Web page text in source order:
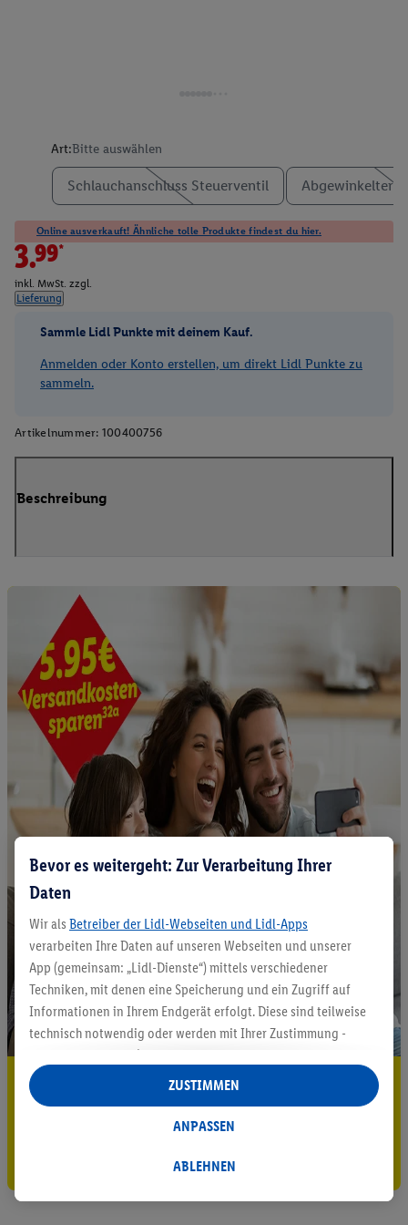
Art:Bitte auswählen
Schlauchanschluss Steuerventil Abgewinkelter
Online ausverkauft! Ähnliche tolle Produkte findest du hier.
3.99*
inkl. MwSt. zzgl.
Lieferung
Sammle Lidl Punkte mit deinem Kauf.
Anmelden oder Konto erstellen, um direkt Lidl Punkte zu
sammeln.
Artikelnummer: 100400756
Beschreibung
5.95 € Versand sparen³²ᵃ
Gutschein sichern!
Bevor es weitergeht: Zur Verarbeitung Ihrer
Daten
Wir als Betreiber der Lidl-Webseiten und Lidl-Apps
verarbeiten Ihre Daten auf unseren Webseiten und unserer
App (gemeinsam: „Lidl-Dienste“) mittels verschiedener
Techniken, mit denen eine Speicherung und ein Zugriff auf
Informationen in Ihrem Endgerät erfolgt. Diese sind teilweise
technisch notwendig oder werden mit Ihrer Zustimmung -
auch durch Partner (u.a.
Verantwortliche; im Zusammenhang mit dem IAB TCF
insgesamt
Statistik-Erstellung oder für personalisierte Werbung
Datenverarbeitungen für personalisierte Werbung werden
ABLEHNEN
ANPASSEN
ZUSTIMMEN